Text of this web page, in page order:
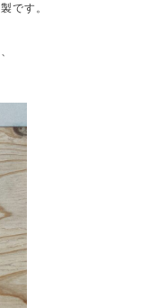
です。